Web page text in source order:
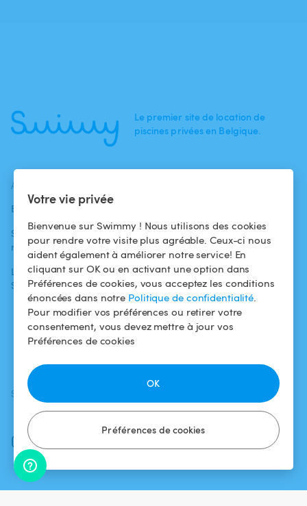
Votre vie privée
Bienvenue sur Swimmy ! Nous utilisons des cookies
pour rendre votre visite plus agréable. Ceux-ci nous
aident également à améliorer notre service! En
cliquant sur OK ou en activant une option dans
Préférences de cookies, vous acceptez les conditions
énoncées dans notre Politique de confidentialité.
Pour modifier vos préférences ou retirer votre
consentement, vous devez mettre à jour vos
Préférences de cookies
Préférences de cookies
OK
Le premier site de location de
piscines privées en Belgique.
ACTUALITÉS
Blog
Swimmy dans les
médias
L'aventure
Swimmy
baigneurs
Pour les
propriétaires
Louer ma piscine
Comment ça
marche ?
Fiscalité
Conditions
d'utilisation
Politique de
confidentialité
Mentions légales
SUIVEZ-NOUS
Facebook
Instagram